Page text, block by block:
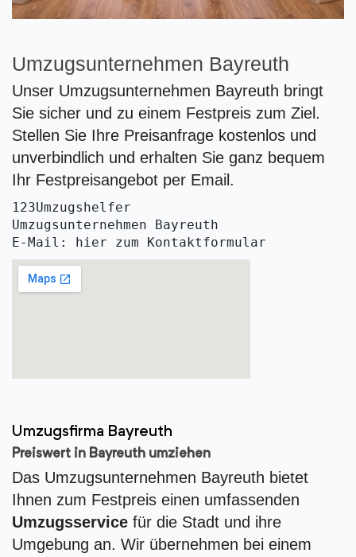
Umzugsunternehmen Bayreuth
Unser Umzugsunternehmen Bayreuth bringt
Sie sicher und zu einem Festpreis zum Ziel.
Stellen Sie Ihre Preisanfrage kostenlos und
unverbindlich und erhalten Sie ganz bequem
Ihr Festpreisangebot per Email.
123Umzugshelfer
Umzugsunternehmen Bayreuth
E-Mail: hier zum Kontaktformular
Umzugsfirma Bayreuth
Preiswert in Bayreuth umziehen
Das Umzugsunternehmen Bayreuth bietet
Ihnen zum Festpreis einen umfassenden
Umzugsservice für die Stadt und ihre
Umgebung an. Wir übernehmen bei einem